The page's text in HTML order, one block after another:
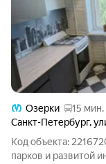
Озерки
15 мин.
Санкт-Петербург,
Код объекта:
парков и развитой